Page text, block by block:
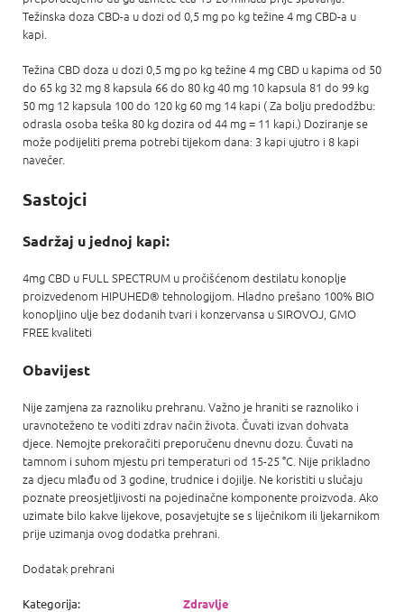
Težinska doza CBD-a u dozi od 0,5 mg po kg težine 4 mg CBD-a u
kapi.
Težina CBD doza u dozi 0,5 mg po kg težine 4 mg CBD u kapima od 50
do 65 kg 32 mg 8 kapsula 66 do 80 kg 40 mg 10 kapsula 81 do 99 kg
50 mg 12 kapsula 100 do 120 kg 60 mg 14 kapi ( Za bolju predodžbu:
odrasla osoba teška 80 kg dozira od 44 mg = 11 kapi.) Doziranje se
može podijeliti prema potrebi tijekom dana: 3 kapi ujutro i 8 kapi
navečer.
Sastojci
Sadržaj u jednoj kapi:
4mg CBD u FULL SPECTRUM u pročišćenom destilatu konoplje
proizvedenom HIPUHED® tehnologijom. Hladno prešano 100% BIO
konopljino ulje bez dodanih tvari i konzervansa u SIROVOJ, GMO
FREE kvaliteti
Obavijest
Nije zamjena za raznoliku prehranu. Važno je hraniti se raznoliko i
uravnoteženo te voditi zdrav način života. Čuvati izvan dohvata
djece. Nemojte prekoračiti preporučenu dnevnu dozu. Čuvati na
tamnom i suhom mjestu pri temperaturi od 15-25 °C. Nije prikladno
za djecu mlađu od 3 godine, trudnice i dojilje. Ne koristiti u slučaju
poznate preosjetljivosti na pojedinačne komponente proizvoda. Ako
uzimate bilo kakve lijekove, posavjetujte se s liječnikom ili ljekarnikom
prije uzimanja ovog dodatka prehrani.
Dodatak prehrani
Kategorija:
Zdravlje